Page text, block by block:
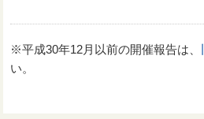
※平成30年12月以前の開催報告は、
い。